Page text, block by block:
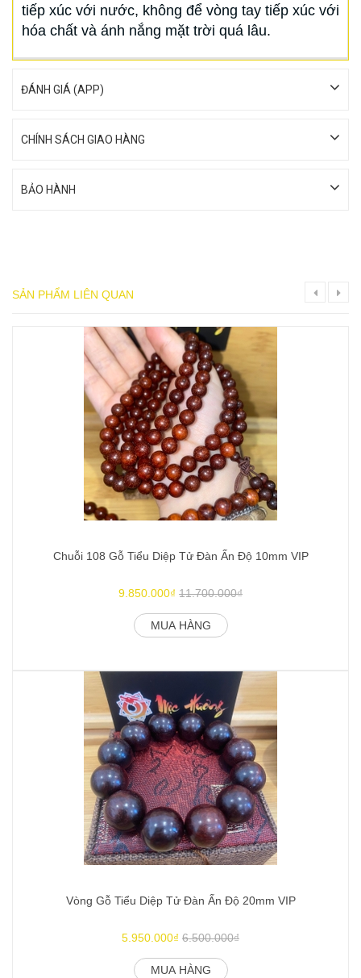
tiếp xúc với nước, không để vòng tay tiếp xúc với
hóa chất và ánh nắng mặt trời quá lâu.
ĐÁNH GIÁ (APP)
CHÍNH SÁCH GIAO HÀNG
BẢO HÀNH
SẢN PHẨM LIÊN QUAN
Chuỗi 108 Gỗ Tiểu Diệp Tử Đàn Ấn Độ 10mm VIP
9.850.000₫ 11.700.000₫
MUA HÀNG
Vòng Gỗ Tiểu Diệp Tử Đàn Ấn Độ 20mm VIP
5.950.000₫ 6.500.000₫
MUA HÀNG